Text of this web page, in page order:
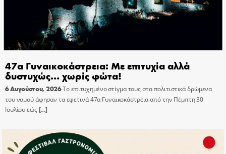
47α Γυναικοκάστρεια: Με επιτυχία αλλά
δυστυχώς… χωρίς φώτα!
6 Αυγούστου, 2026Το επιτυχημένο στίγμα τους στα πολιτιστικά δρώμενα
του νομού άφησαν τα εφετινά 47α Γυναικοκάστρεια από την Πέμπτη 30
Ιουλίου εώς[…]